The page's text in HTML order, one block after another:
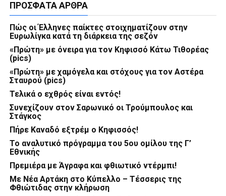
ΠΡΌΣΦΑΤΑ ΆΡΘΡΑ
Πώς οι Έλληνες παίκτες στοιχηματίζουν στην
Ευρωλίγκα κατά τη διάρκεια της σεζόν
«Πρώτη» με όνειρα για τον Κηφισσό Κάτω Τιθορέας
(pics)
«Πρώτη» με χαμόγελα και στόχους για τον Αστέρα
Σταυρού (pics)
Τελικά ο εχθρός είναι εντός!
Συνεχίζουν στον Σαρωνικό οι Τρούμπουλος και
Στάγκος
Πήρε Καναδό εξτρέμ ο Κηφισσός!
Το αναλυτικό πρόγραμμα του 5ου ομίλου της Γ’
Εθνικής
Πρεμιέρα με Άγραφα και φθιωτικό ντέρμπι!
Με Νέα Αρτάκη στο Κύπελλο – Τέσσερις της
Φθιώτιδας στην κλήρωση